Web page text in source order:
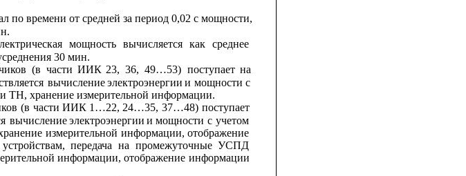
по времени от средней за период 0,02 с мощности,
мощность вычисляется как среднее
30 мин.
(в части ИИК 23, 36, 49…53) поступает на
вычисление электроэнергии и мощности с
ТН, хранение измерительной информации.
(в части ИИК 1…22, 24…35, 37…48) поступает
вычислениеэлектроэнергии и мощности с учетом
измерительной информации, отображение
устройствам, передача на промежуточные УСПД
информации, отображение информации